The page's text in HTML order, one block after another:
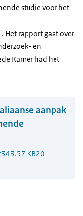
studie voor het
Het rapport gaat over
en
Kamer had het
aanpak
343.57 KB20